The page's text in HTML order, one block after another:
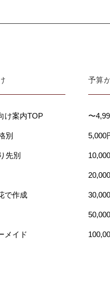
け案内TOP
別
先別
で作成
メイド
予算
〜
5,000